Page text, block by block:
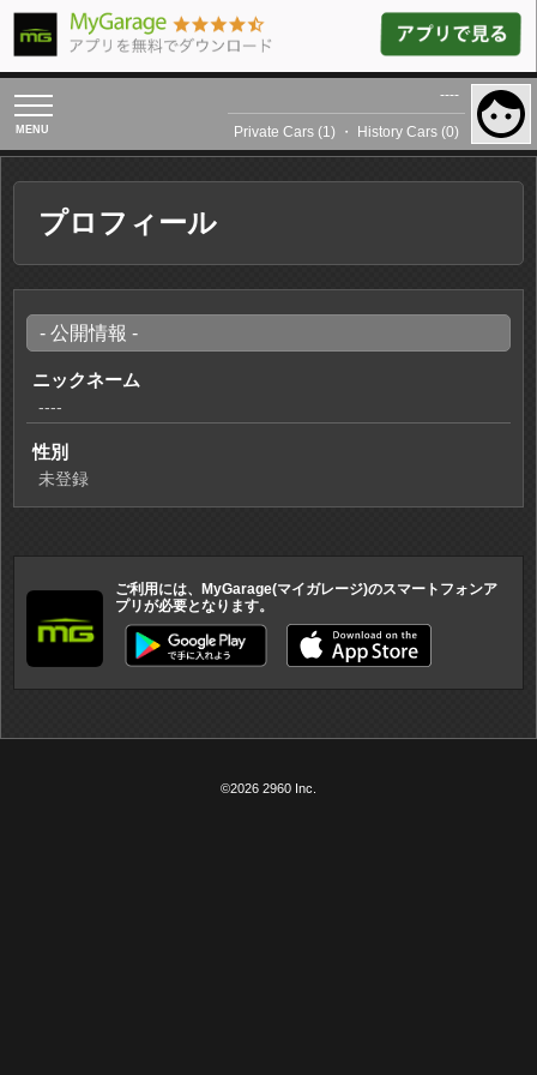
toggle
navigation
----
Private Cars (1) ・ History Cars (0)
プロフィール
- 公開情報 -
ニックネーム
----
性別
未登録
ご利用には、MyGarage(マイガレージ)のスマートフォンア
プリが必要となります。
©2026 2960 Inc.